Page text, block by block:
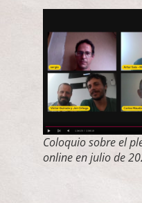
Coloquio sobre el
online en julio de